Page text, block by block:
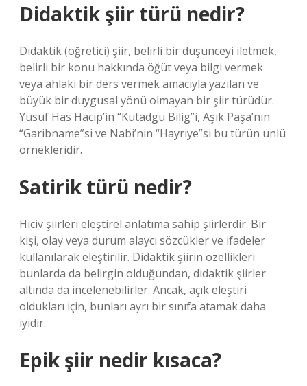
Didaktik şiir türü nedir?
Didaktik (öğretici) şiir, belirli bir düşünceyi iletmek,
belirli bir konu hakkında öğüt veya bilgi vermek
veya ahlaki bir ders vermek amacıyla yazılan ve
büyük bir duygusal yönü olmayan bir şiir türüdür.
Yusuf Has Hacip’in “Kutadgu Bilig”i, Aşık Paşa’nın
“Garibname”si ve Nabi’nin “Hayriye”si bu türün ünlü
örnekleridir.
Satirik türü nedir?
Hiciv şiirleri eleştirel anlatıma sahip şiirlerdir. Bir
kişi, olay veya durum alaycı sözcükler ve ifadeler
kullanılarak eleştirilir. Didaktik şiirin özellikleri
bunlarda da belirgin olduğundan, didaktik şiirler
altında da incelenebilirler. Ancak, açık eleştiri
oldukları için, bunları ayrı bir sınıfa atamak daha
iyidir.
Epik şiir nedir kısaca?